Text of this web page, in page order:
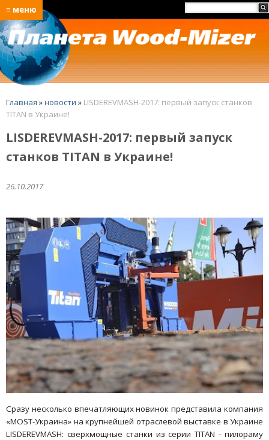
≡ меню
Главная »новости » LISDEREVMASH-2017: первый запуск станков
TITAN в Украине!
LISDEREVMASH-2017: первый запуск
станков TITAN в Украине!
26.10.2017
Сразу несколько впечатляющих новинок представила компания
«МОSТ-Украина» на крупнейшей отраслевой выставке в Украине
LISDEREVMASH: сверхмощные станки из серии TITAN - пилораму